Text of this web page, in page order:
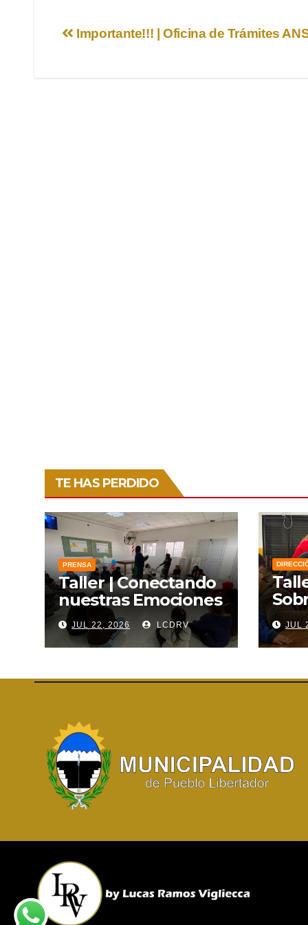
Navegación
Importante!!! | Oficina de Trámites
TE HAS PERDIDO
PRENSA
Taller | Conectando
nuestras Emociones
JUL 22, 2026 LCDRV JUL